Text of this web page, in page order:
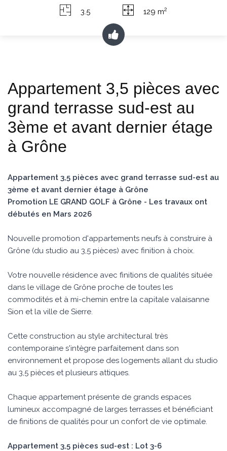
3.5 129 m2
Appartement 3,5 pièces avec
grand terrasse sud-est au
3ème et avant dernier étage
à Grône
Appartement 3,5 pièces avec grand terrasse sud-est au
3ème et avant dernier étage à Grône
Promotion LE GRAND GOLF à Grône - Les travaux ont
débutés en Mars 2026
Nouvelle promotion d'appartements neufs à construire à
Grône (du studio au 3,5 pièces) avec finition à choix.
Votre nouvelle résidence avec finitions de qualités située
dans le village de Grône proche de toutes les
commodités et à mi-chemin entre la capitale valaisanne
Sion et la ville de Sierre.
Cette construction au style architectural très
contemporaine s'intègre parfaitement dans son
environnement et propose des logements allant du studio
au 3,5 pièces et plusieurs attiques.
Chaque appartement présente de grands espaces
lumineux accompagné de larges terrasses et bénéficiant
de finitions de qualités pour un confort de vie optimale.
Appartement 3,5 pièces sud-est : Lot 3-6